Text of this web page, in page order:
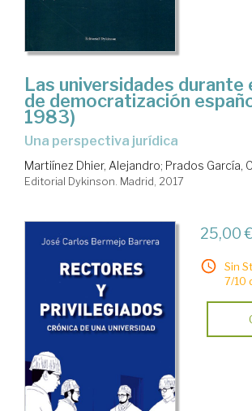
Las universidades durante
de democratización
1983)
una perspectiva jurídica
Martiínez Dhier, Alejandro; Prados García,
Editorial Dykinson. Madrid, 2017
25,00 €
Sin
7/10